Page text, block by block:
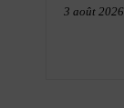
3 août 2026